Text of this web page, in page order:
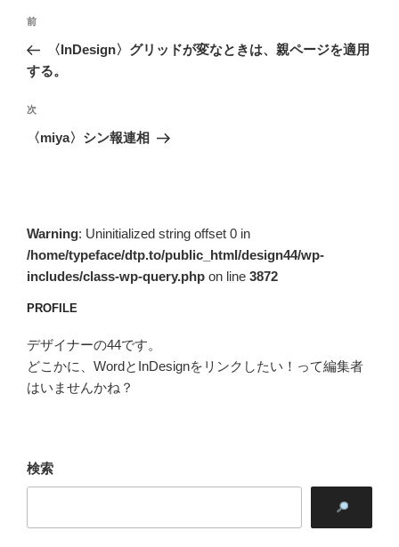
投
ナ
ゲ
ー
前
の
投
前
〈InDesign〉グリッドが変なときは、親ページを適用
する。
次
の
次
〈miya〉シン報連相
Warning: Uninitialized string offset 0 in
/home/typeface/dtp.to/public_html/design44/wp-
includes/class-wp-query.php on line 3872
PROFILE
デザイナーの44です。
どこかに、WordとInDesignをリンクしたい！って編集者
はいませんかね？
検索